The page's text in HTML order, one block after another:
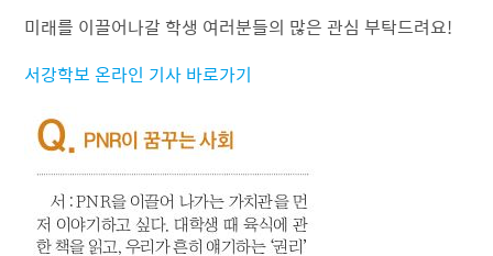
미래를 이끌어나갈 학생 여러분들의 많은 관심 부탁드려요!
서강학보 온라인 기사 바로가기